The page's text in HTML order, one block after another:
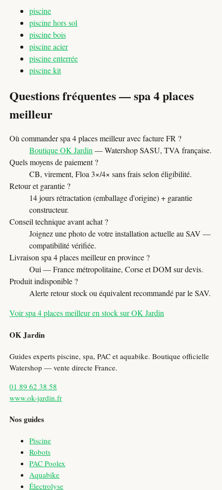
piscine
piscine hors sol
piscine bois
piscine acier
piscine enterrée
piscine kit
Questions fréquentes — spa 4 places
meilleur
Où commander spa 4 places meilleur avec facture FR ?
Boutique OK Jardin— Watershop SASU, TVA française.
Quels moyens de paiement ?
CB, virement, Floa 3×/4× sans frais selon éligibilité.
Retour et garantie ?
14 jours rétractation (emballage d'origine) + garantie
constructeur.
Conseil technique avant achat ?
Joignez une photo de votre installation actuelle au SAV —
compatibilité vérifiée.
Livraison spa 4 places meilleur en province ?
Oui — France métropolitaine, Corse et DOM sur devis.
Produit indisponible ?
Alerte retour stock ou équivalent recommandé par le SAV.
Voir spa 4 places meilleur en stock sur OK Jardin
OK Jardin
Guides experts piscine, spa, PAC et aquabike. Boutique officielle
Watershop — vente directe France.
01 89 62 38 58
www.ok-jardin.fr
Nos guides
Piscine
Robots
PAC Poolex
Aquabike
Électrolyse